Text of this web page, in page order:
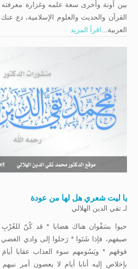
بين آونة وأخرى سعة علمه وغزارة
القرآن والحديث والعلوم الإسلامية، دع
العربية...اقرأ المزيد
يا ليت شعري هل لها من عودة
لـتقي الدين الهلالي
حيوا بسَفْوان هناك هضابا * قد كُنّ
صيفهم، فإذا شَتَوا * رَحلوا إلى وادي الغضي
فوقهم * ويَسُومهم سوء العذاب عقابا
بإخلاص إليه أنابا أيام لا يعصون أمر